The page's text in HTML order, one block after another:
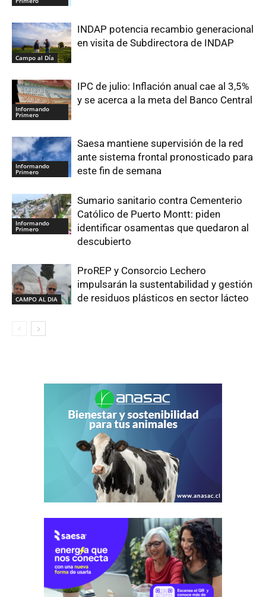
Campo al Día
INDAP potencia recambio generacional
en visita de Subdirectora de INDAP
Informando
Primero
IPC de julio: Inflación anual cae al 3,5%
y se acerca a la meta del Banco Central
Informando
Primero
Saesa mantiene supervisión de la red
ante sistema frontal pronosticado para
este fin de semana
Informando
Primero
Sumario sanitario contra Cementerio
Católico de Puerto Montt: piden
identificar osamentas que quedaron al
descubierto
CAMPO AL DIA
ProREP y Consorcio Lechero
impulsarán la sustentabilidad y gestión
de residuos plásticos en sector lácteo